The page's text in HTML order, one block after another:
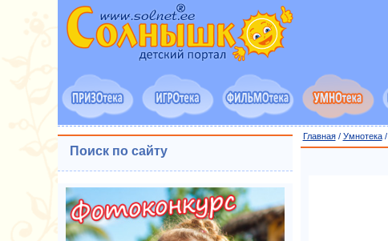
Главная/ Умнотека/
Поиск по сайту